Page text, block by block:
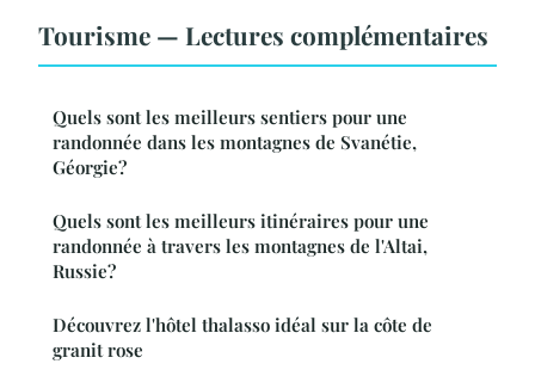
Tourisme — Lectures complémentaires
Quels sont les meilleurs sentiers pour une
randonnée dans les montagnes de Svanétie,
Géorgie?
Quels sont les meilleurs itinéraires pour une
randonnée à travers les montagnes de l'Altai,
Russie?
Découvrez l'hôtel thalasso idéal sur la côte de
granit rose